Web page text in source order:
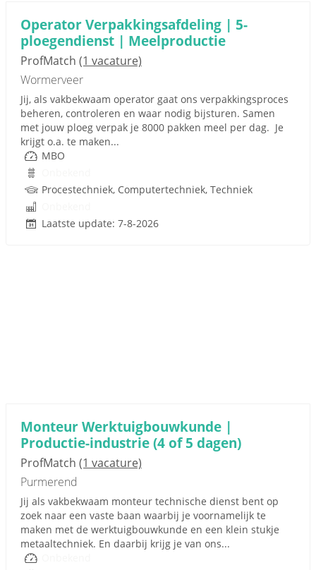
Operator Verpakkingsafdeling | 5-
ploegendienst | Meelproductie
ProfMatch (1 vacature)
Wormerveer
Jij, als vakbekwaam operator gaat ons verpakkingsproces
beheren, controleren en waar nodig bijsturen. Samen
met jouw ploeg verpak je 8000 pakken meel per dag. Je
krijgt o.a. te maken...
MBO
Procestechniek, Computertechniek, Techniek
Laatste update: 7-8-2026
Monteur Werktuigbouwkunde |
Productie-industrie (4 of 5 dagen)
ProfMatch (1 vacature)
Purmerend
Jij als vakbekwaam monteur technische dienst bent op
zoek naar een vaste baan waarbij je voornamelijk te
maken met de werktuigbouwkunde en een klein stukje
metaaltechniek. En daarbij krijg je van ons...